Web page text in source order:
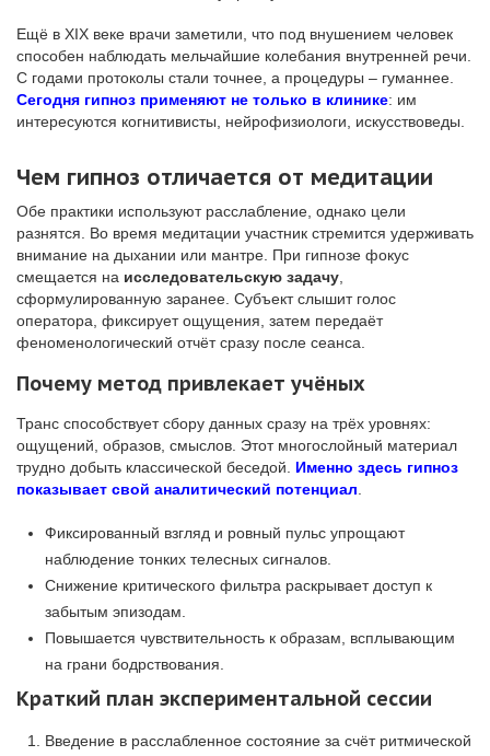
Ещё в XIX веке врачи заметили, что под внушением человек
способен наблюдать мельчайшие колебания внутренней речи.
С годами протоколы стали точнее, а процедуры – гуманнее.
Сегодня гипноз применяют не только в клинике: им
интересуются когнитивисты, нейрофизиологи, искусствоведы.
Чем гипноз отличается от медитации
Обе практики используют расслабление, однако цели
разнятся. Во время медитации участник стремится удерживать
внимание на дыхании или мантре. При гипнозе фокус
смещается на исследовательскую задачу
сформулированную заранее. Субъект слышит голос
оператора, фиксирует ощущения, затем передаёт
феноменологический отчёт сразу после сеанса.
Почему метод привлекает учёных
Транс способствует сбору данных сразу на трёх уровнях:
ощущений, образов, смыслов. Этот многослойный материал
трудно добыть классической беседой. Именно здесь гипноз
показывает свой аналитический потенциал
Фиксированный взгляд и ровный пульс упрощают
наблюдение тонких телесных сигналов.
Снижение критического фильтра раскрывает доступ к
забытым эпизодам.
Повышается чувствительность к образам, всплывающим
на грани бодрствования.
Краткий план экспериментальной сессии
Введение в расслабленное состояние за счёт ритмической